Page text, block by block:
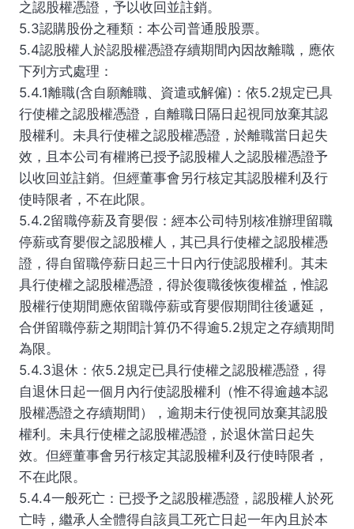
之認股權憑證，予以收回並註銷。
5.3認購股份之種類：本公司普通股股票。
5.4認股權人於認股權憑證存續期間內因故離職，應依
下列方式處理：
5.4.1離職(含自願離職、資遣或解僱)：依5.2規定已具
行使權之認股權憑證，自離職日隔日起視同放棄其認
股權利。未具行使權之認股權憑證，於離職當日起失
效，且本公司有權將已授予認股權人之認股權憑證予
以收回並註銷。但經董事會另行核定其認股權利及行
使時限者，不在此限。
5.4.2留職停薪及育嬰假：經本公司特別核准辦理留職
停薪或育嬰假之認股權人，其已具行使權之認股權憑
證，得自留職停薪日起三十日內行使認股權利。其未
具行使權之認股權憑證，得於復職後恢復權益，惟認
股權行使期間應依留職停薪或育嬰假期間往後遞延，
合併留職停薪之期間計算仍不得逾5.2規定之存續期間
為限。
5.4.3退休：依5.2規定已具行使權之認股權憑證，得
自退休日起一個月內行使認股權利（惟不得逾越本認
股權憑證之存續期間），逾期未行使視同放棄其認股
權利。未具行使權之認股權憑證，於退休當日起失
效。但經董事會另行核定其認股權利及行使時限者，
不在此限。
5.4.4一般死亡：已授予之認股權憑證，認股權人於死
亡時，繼承人全體得自該員工死亡日起一年內且於本